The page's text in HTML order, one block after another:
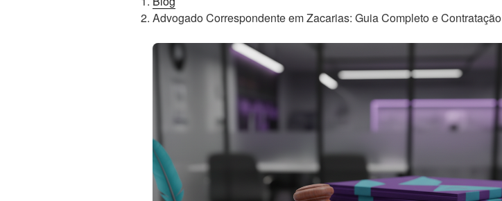
Advogado Correspondente em Zacarias: Guia Completo e Contratação